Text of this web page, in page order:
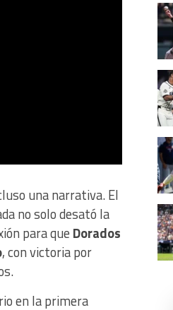
una narrativa. El
no solo desató la
para que Dorados
, con victoria por
en la primera